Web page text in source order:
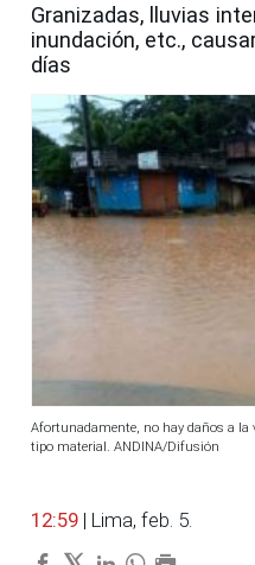
Granizadas, lluvias
inundación, etc.,
días
Afortunadamente, no hay daños a la
tipo material. ANDINA/Difusión
12:59 | Lima, feb. 5.